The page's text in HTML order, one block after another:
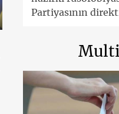
Partiyasının